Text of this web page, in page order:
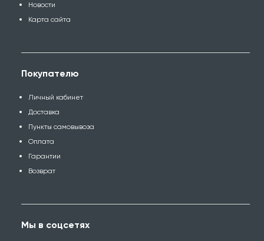
Новости
Карта сайта
Покупателю
Личный кабинет
Доставка
Пункты самовывоза
Оплата
Гарантии
Возврат
Мы в соцсетях